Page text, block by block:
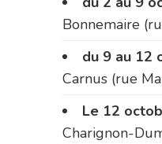
Bonnemaire
du 9 au 12
Carnus (rue
Le 12
Charignon-